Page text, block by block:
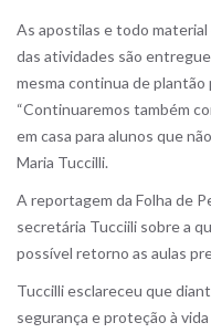
As apostilas e todo material
das atividades são
mesma continua de
“Continuaremos também
em casa para alunos que
Maria Tuccilli.
A reportagem da Folha de
secretária Tucciili sobre a
possível retorno as aulas
Tuccilli esclareceu que
segurança e proteção à